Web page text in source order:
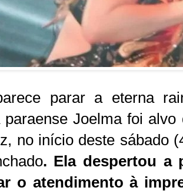
parar a eterna
paraense Joelma foi
no início deste sábado
. Ela despertou a
o atendimento à